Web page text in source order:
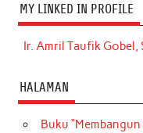
MY LINKED IN PROFILE
Ir. Amril Taufik Gobel,
HALAMAN
Buku